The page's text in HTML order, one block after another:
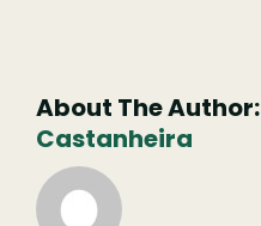
About The Author:
Castanheira